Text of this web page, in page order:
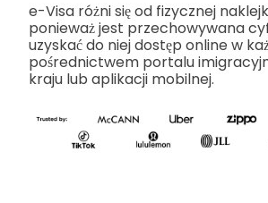
e-Visa różni się od fizycznej
ponieważ jest przechowywana
uzyskać do niej dostęp online w
pośrednictwem portalu
kraju lub aplikacji mobilnej.